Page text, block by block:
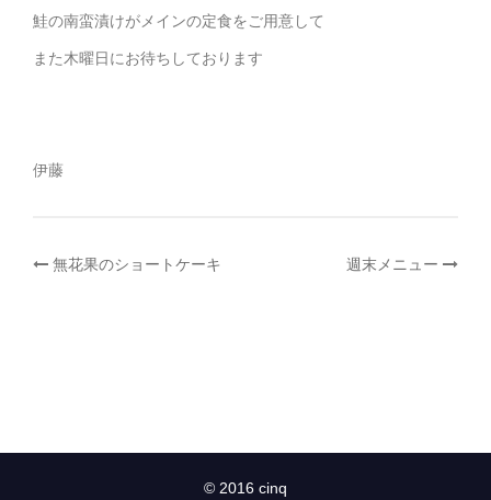
鮭の南蛮漬けがメインの定食をご用意して
また木曜日にお待ちしております
伊藤
投
無花果のショートケーキ 週末メニュー
© 2016 cinq